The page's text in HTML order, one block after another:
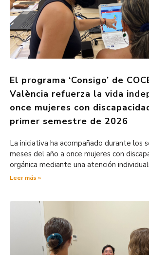
El programa ‘Consigo’ de
València refuerza la vida
once mujeres con
primer semestre de 2026
La iniciativa ha acompañado durante los
meses del año a once mujeres con
orgánica mediante una atención
Leer más »